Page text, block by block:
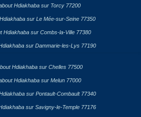
Hdiakhaba sur Torcy 77200
sur Le Mée-sur-Seine 77350
Hdiakhaba sur Combs-la-Ville 77380
sur Dammarie-les-Lys 77190
Hdiakhaba sur Chelles 77500
Hdiakhaba sur Melun 77000
sur Pontault-Combault 77340
sur Savigny-le-Temple 77176